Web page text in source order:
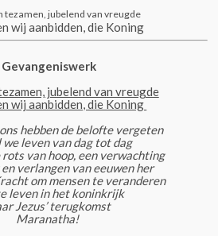
tezamen, jubelend van vreugde
wij aanbidden, die Koning
Gevangeniswerk
jubelend van vreugde
wij aanbidden, die Koning
hebben de belofte vergeten
we leven van dag tot dag
van hoop, een verwachting
verlangen van eeuwen her
om mensen te veranderen
leven in het koninkrijk
Jezus’ terugkomst
Maranatha!